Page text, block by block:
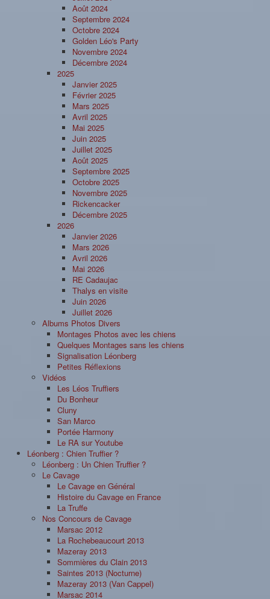
Août 2024
Septembre 2024
Octobre 2024
Golden Léo's Party
Novembre 2024
Décembre 2024
2025
Janvier 2025
Février 2025
Mars 2025
Avril 2025
Mai 2025
Juin 2025
Juillet 2025
Août 2025
Septembre 2025
Octobre 2025
Novembre 2025
Rickencacker
Décembre 2025
2026
Janvier 2026
Mars 2026
Avril 2026
Mai 2026
RE Cadaujac
Thalys en visite
Juin 2026
Juillet 2026
Albums Photos Divers
Montages Photos avec les chiens
Quelques Montages sans les chiens
Signalisation Léonberg
Petites Réflexions
Vidéos
Les Léos Truffiers
Du Bonheur
Cluny
San Marco
Portée Harmony
Le RA sur Youtube
Léonberg : Chien Truffier ?
Léonberg : Un Chien Truffier ?
Le Cavage
Le Cavage en Général
Histoire du Cavage en France
La Truffe
Nos Concours de Cavage
Marsac 2012
La Rochebeaucourt 2013
Mazeray 2013
Sommières du Clain 2013
Saintes 2013 (Nocturne)
Mazeray 2013 (Van Cappel)
Marsac 2014